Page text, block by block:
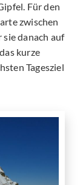
Für den
zwischen
danach auf
kurze
Tagesziel